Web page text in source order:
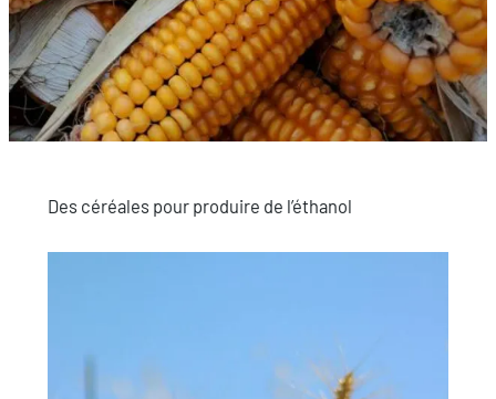
Des céréales pour produire de l’éthanol